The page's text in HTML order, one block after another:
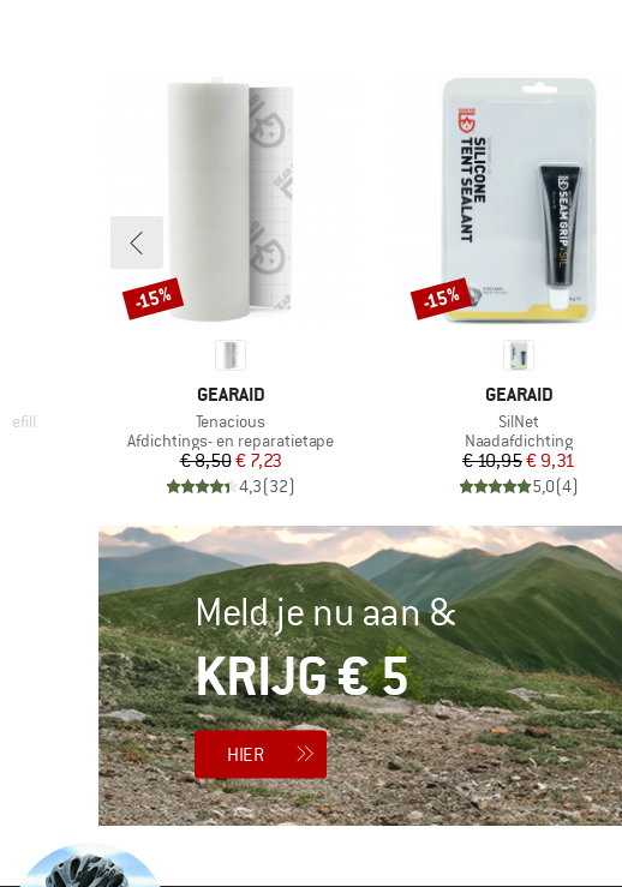
MERK
GEARAID
Artikel
Tenacious
Productgroep
Afdichtings- en reparatietape
Prijs
€ 8,50Verlaagde prijs
€ 7,23
4,3(32)
Korting
-15%
MERK
GEARAID
Artikel
SilNet
Productgroep
Naadafdichting
Prijs
€ 10,95Verlaagde prijs
€ 9,31
5,0(4)
Korting
-15%
Meld je nu aan &
KRIJG € 5
HIER